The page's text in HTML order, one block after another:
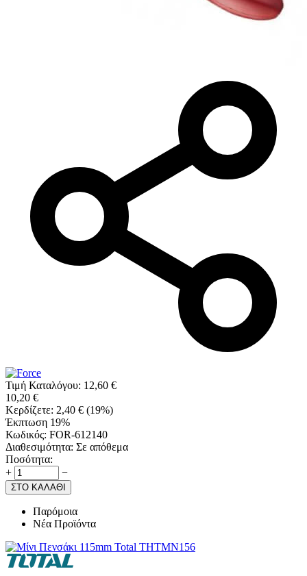
Τιμή Καταλόγου: 12,60 €
10,20 €
Κερδίζετε: 2,40 € (19%)
Έκπτωση 19%
Κωδικός: FOR-612140
Διαθεσιμότητα: Σε απόθεμα
Ποσότητα:
+
−
ΣΤΟ ΚΑΛΑΘΙ
Παρόμοια
Νέα Προϊόντα